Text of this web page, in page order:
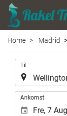
Home Madrid
Til
Ankomst